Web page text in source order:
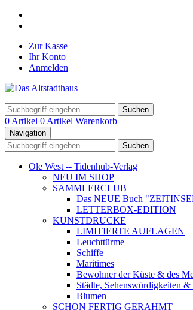
Zur Kasse
Ihr Konto
Anmelden
Suchen
0 Artikel 0 Artikel Warenkorb
Navigation
Suchen
Ole West -- Tidenhub-Verlag
NEU IM SHOP
SAMMLERCLUB
Das NEUE Buch
LETTERBOX-EDITION
KUNSTDRUCKE
LIMITIERTE AUFLAGEN
Leuchttürme
Schiffe
Maritimes
Bewohner der Küste & des
Städte, Sehenswürdigkeiten &
Blumen
SCHON FERTIG GERAHMT